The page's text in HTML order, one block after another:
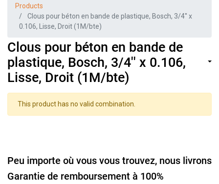
Products
Clous pour béton en bande de plastique, Bosch, 3/4'' x
0.106, Lisse, Droit (1M/bte)
Clous pour béton en bande de
plastique, Bosch, 3/4'' x 0.106,
Lisse, Droit (1M/bte)
This product has no valid combination.
Peu importe où vous vous trouvez, nous livrons
Garantie de remboursement à 100%